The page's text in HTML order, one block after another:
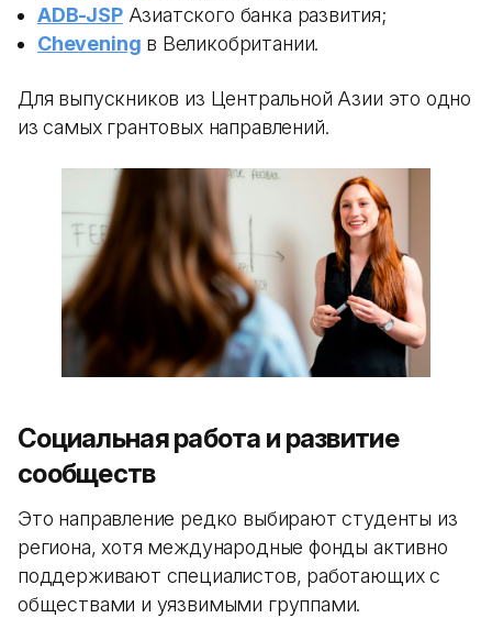
ADB-JSPАзиатского банка развития;
Chevening в Великобритании.
Для выпускников из Центральной Азии это одно
из самых грантовых направлений.
Социальная работа и развитие
сообществ
Это направление редко выбирают студенты из
региона, хотя международные фонды активно
поддерживают специалистов, работающих с
обществами и уязвимыми группами.